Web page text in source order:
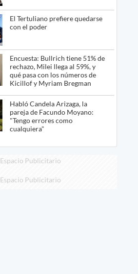
El Tertuliano prefiere quedarse
con el poder
Encuesta: Bullrich tiene 51% de
rechazo, Milei llega al 59%, y
qué pasa con los números de
Kicillof y Myriam Bregman
Habló Candela Arizaga, la
pareja de Facundo Moyano:
"Tengo errores como
cualquiera"
Espacio Publicitario
Espacio Publicitario